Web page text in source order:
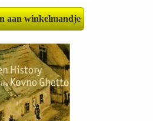
aan winkelmandje